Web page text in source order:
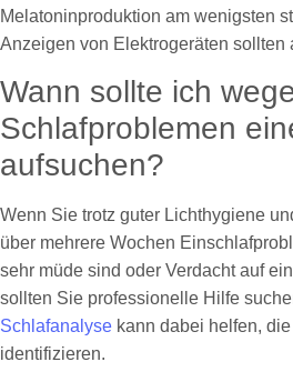
Melatoninproduktion am wenigsten
Anzeigen von Elektrogeräten sollten
Wann sollte ich
Schlafproblemen
aufsuchen?
Wenn Sie trotz guter Lichthygiene
über mehrere Wochen
sehr müde sind oder Verdacht auf
sollten Sie professionelle Hilfe
Schlafanalyse kann dabei helfen,
identifizieren.